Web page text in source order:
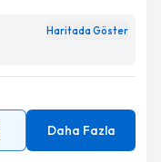
Haritada Göster
Daha Fazla